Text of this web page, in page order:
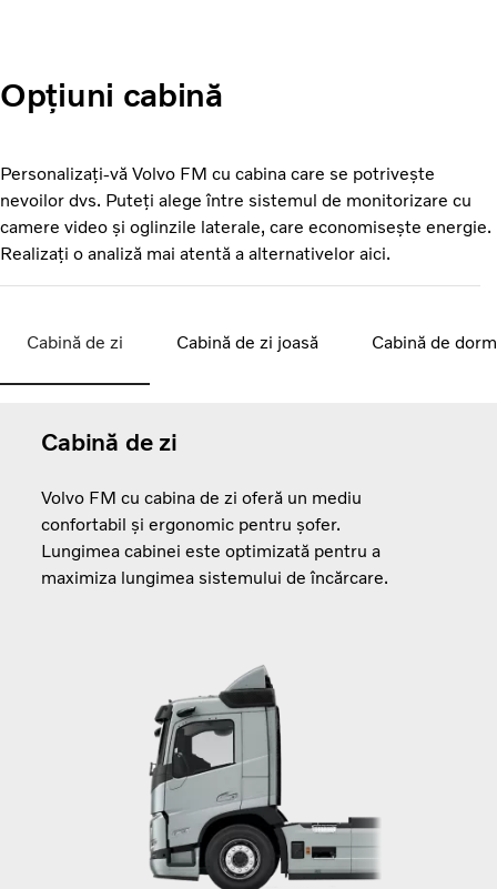
Opțiuni cabină
Personalizați-vă Volvo FM cu cabina care se potrivește
nevoilor dvs. Puteți alege între sistemul de monitorizare cu
camere video și oglinzile laterale, care economisește energie.
Realizați o analiză mai atentă a alternativelor aici.
Cabină de zi Cabină de zi joasă Cabină de
Cabină de zi
Volvo FM cu cabina de zi oferă un mediu
confortabil și ergonomic pentru șofer.
Lungimea cabinei este optimizată pentru a
maximiza lungimea sistemului de încărcare.